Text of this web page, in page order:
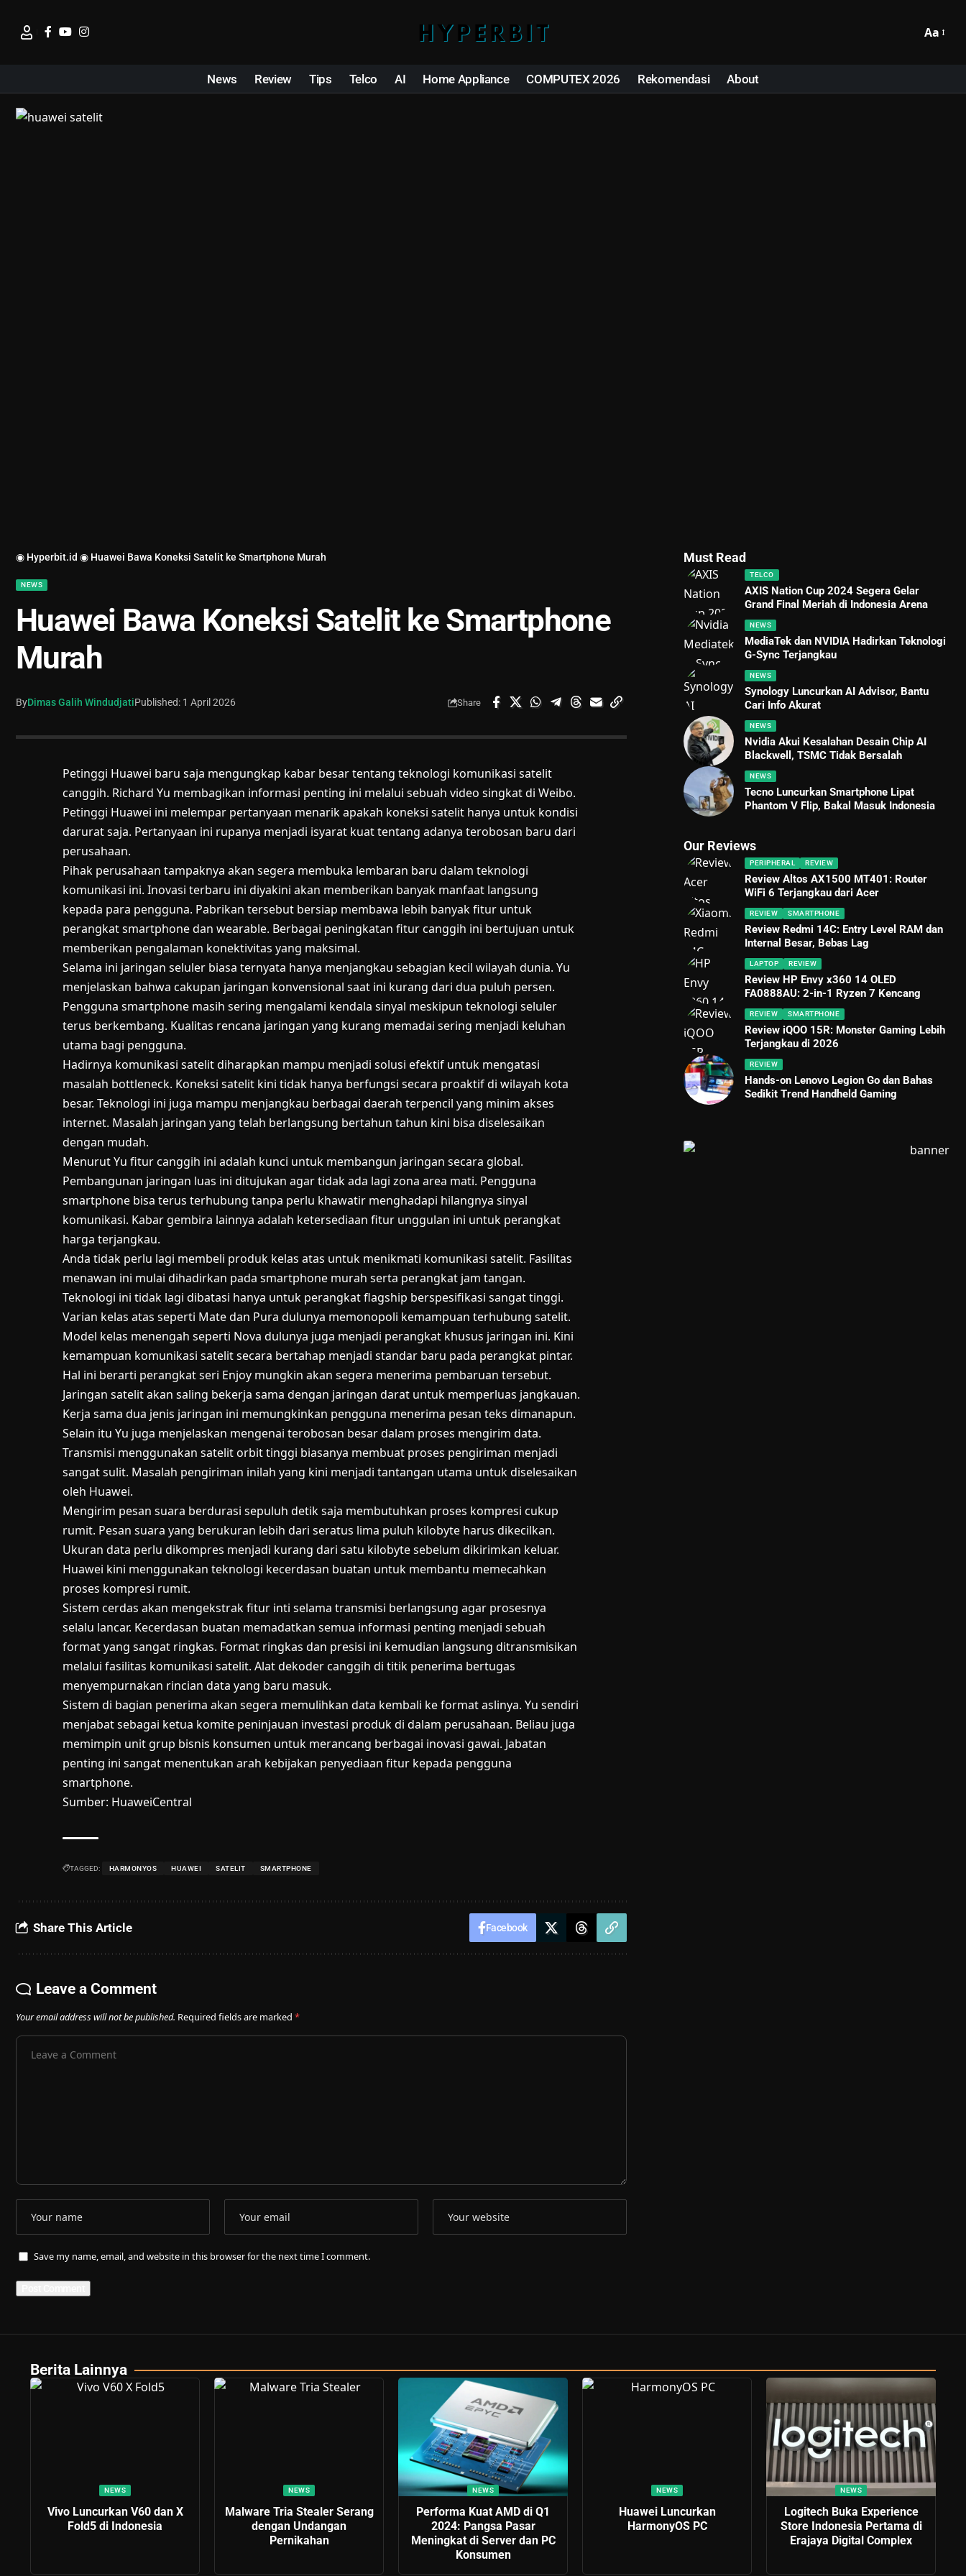
Aa
News Review Tips Telco AI Home Appliance COMPUTEX 2026 Rekomendasi About
◉ Hyperbit.id ◉ Huawei Bawa Koneksi Satelit ke Smartphone Murah
NEWS
Huawei Bawa Koneksi Satelit ke Smartphone
Murah
ByDimas Galih WindudjatiPublished: 1 April 2026 Share
Petinggi Huawei baru saja mengungkap kabar besar tentang teknologi komunikasi satelit
canggih. Richard Yu membagikan informasi penting ini melalui sebuah video singkat di Weibo.
Petinggi Huawei ini melempar pertanyaan menarik apakah koneksi satelit hanya untuk kondisi
darurat saja. Pertanyaan ini rupanya menjadi isyarat kuat tentang adanya terobosan baru dari
perusahaan.
Pihak perusahaan tampaknya akan segera membuka lembaran baru dalam teknologi
komunikasi ini. Inovasi terbaru ini diyakini akan memberikan banyak manfaat langsung
kepada para pengguna. Pabrikan tersebut bersiap membawa lebih banyak fitur untuk
perangkat smartphone dan wearable. Berbagai peningkatan fitur canggih ini bertujuan untuk
memberikan pengalaman konektivitas yang maksimal.
Selama ini jaringan seluler biasa ternyata hanya menjangkau sebagian kecil wilayah dunia. Yu
menjelaskan bahwa cakupan jaringan konvensional saat ini kurang dari dua puluh persen.
Pengguna smartphone masih sering mengalami kendala sinyal meskipun teknologi seluler
terus berkembang. Kualitas rencana jaringan yang kurang memadai sering menjadi keluhan
utama bagi pengguna.
Hadirnya komunikasi satelit diharapkan mampu menjadi solusi efektif untuk mengatasi
masalah bottleneck. Koneksi satelit kini tidak hanya berfungsi secara proaktif di wilayah kota
besar. Teknologi ini juga mampu menjangkau berbagai daerah terpencil yang minim akses
internet. Masalah jaringan yang telah berlangsung bertahun tahun kini bisa diselesaikan
dengan mudah.
Menurut Yu fitur canggih ini adalah kunci untuk membangun jaringan secara global.
Pembangunan jaringan luas ini ditujukan agar tidak ada lagi zona area mati. Pengguna
smartphone bisa terus terhubung tanpa perlu khawatir menghadapi hilangnya sinyal
komunikasi. Kabar gembira lainnya adalah ketersediaan fitur unggulan ini untuk perangkat
harga terjangkau.
Anda tidak perlu lagi membeli produk kelas atas untuk menikmati komunikasi satelit. Fasilitas
menawan ini mulai dihadirkan pada smartphone murah serta perangkat jam tangan.
Teknologi ini tidak lagi dibatasi hanya untuk perangkat flagship berspesifikasi sangat tinggi.
Varian kelas atas seperti Mate dan Pura dulunya memonopoli kemampuan terhubung satelit.
Model kelas menengah seperti Nova dulunya juga menjadi perangkat khusus jaringan ini. Kini
kemampuan komunikasi satelit secara bertahap menjadi standar baru pada perangkat pintar.
Hal ini berarti perangkat seri Enjoy mungkin akan segera menerima pembaruan tersebut.
Jaringan satelit akan saling bekerja sama dengan jaringan darat untuk memperluas jangkauan.
Kerja sama dua jenis jaringan ini memungkinkan pengguna menerima pesan teks dimanapun.
Selain itu Yu juga menjelaskan mengenai terobosan besar dalam proses mengirim data.
Transmisi menggunakan satelit orbit tinggi biasanya membuat proses pengiriman menjadi
sangat sulit. Masalah pengiriman inilah yang kini menjadi tantangan utama untuk diselesaikan
oleh Huawei.
Mengirim pesan suara berdurasi sepuluh detik saja membutuhkan proses kompresi cukup
rumit. Pesan suara yang berukuran lebih dari seratus lima puluh kilobyte harus dikecilkan.
Ukuran data perlu dikompres menjadi kurang dari satu kilobyte sebelum dikirimkan keluar.
Huawei kini menggunakan teknologi kecerdasan buatan untuk membantu memecahkan
proses kompresi rumit.
Sistem cerdas akan mengekstrak fitur inti selama transmisi berlangsung agar prosesnya
selalu lancar. Kecerdasan buatan memadatkan semua informasi penting menjadi sebuah
format yang sangat ringkas. Format ringkas dan presisi ini kemudian langsung ditransmisikan
melalui fasilitas komunikasi satelit. Alat dekoder canggih di titik penerima bertugas
menyempurnakan rincian data yang baru masuk.
Sistem di bagian penerima akan segera memulihkan data kembali ke format aslinya. Yu sendiri
menjabat sebagai ketua komite peninjauan investasi produk di dalam perusahaan. Beliau juga
memimpin unit grup bisnis konsumen untuk merancang berbagai inovasi gawai. Jabatan
penting ini sangat menentukan arah kebijakan penyediaan fitur kepada pengguna
smartphone.
Sumber: HuaweiCentral
TAGGED: HARMONYOS HUAWEI SATELIT SMARTPHONE
Share This Article Facebook
Leave a Comment
Your email address will not be published. Required fields are marked *
Save my name, email, and website in this browser for the next time I comment.
Must Read
TELCO
AXIS Nation Cup 2024 Segera Gelar
Grand Final Meriah di Indonesia Arena
NEWS
MediaTek dan NVIDIA Hadirkan Teknologi
G-Sync Terjangkau
NEWS
Synology Luncurkan AI Advisor, Bantu
Cari Info Akurat
NEWS
Nvidia Akui Kesalahan Desain Chip AI
Blackwell, TSMC Tidak Bersalah
NEWS
Tecno Luncurkan Smartphone Lipat
Phantom V Flip, Bakal Masuk Indonesia
Our Reviews
PERIPHERAL REVIEW
Review Altos AX1500 MT401: Router
WiFi 6 Terjangkau dari Acer
REVIEW SMARTPHONE
Review Redmi 14C: Entry Level RAM dan
Internal Besar, Bebas Lag
LAPTOP REVIEW
Review HP Envy x360 14 OLED
FA0888AU: 2-in-1 Ryzen 7 Kencang
REVIEW SMARTPHONE
Review iQOO 15R: Monster Gaming Lebih
Terjangkau di 2026
REVIEW
Hands-on Lenovo Legion Go dan Bahas
Sedikit Trend Handheld Gaming
Berita Lainnya
NEWS
Vivo Luncurkan V60 dan X
Fold5 di Indonesia
NEWS
Malware Tria Stealer Serang
dengan Undangan
Pernikahan
NEWS
Performa Kuat AMD di Q1
2024: Pangsa Pasar
Meningkat di Server dan PC
Konsumen
NEWS
Huawei Luncurkan
HarmonyOS PC
NEWS
Logitech Buka Experience
Store Indonesia Pertama di
Erajaya Digital Complex